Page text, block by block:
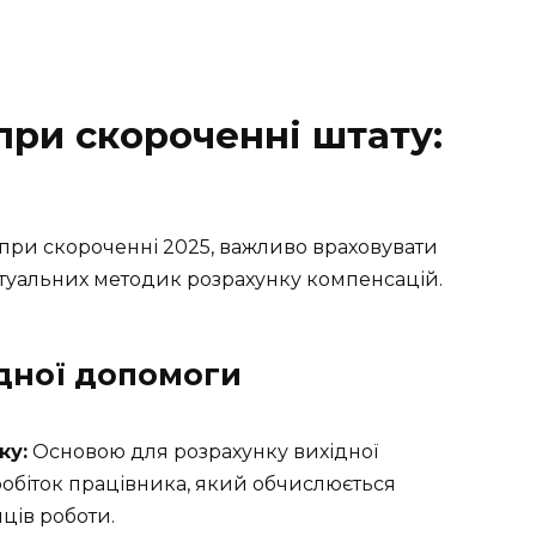
скороченні штату:
скороченні 2025, важливо враховувати
методик розрахунку компенсацій.
допомоги
Основою для розрахунку вихідної
працівника, який обчислюється
роботи.